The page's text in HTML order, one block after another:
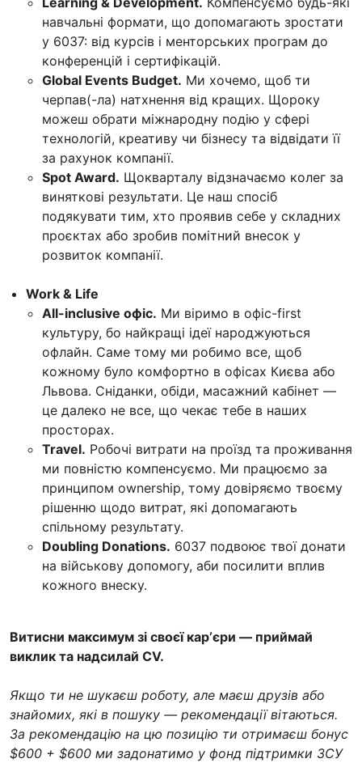
навчальні формати, що допомагають зростати
у 6037: від курсів і менторських програм до
конференцій і сертифікацій.
Global Events Budget. Ми хочемо, щоб ти
черпав(-ла) натхнення від кращих. Щороку
можеш обрати міжнародну подію у сфері
технологій, креативу чи бізнесу та відвідати її
за рахунок компанії.
Spot Award. Щокварталу відзначаємо колег за
виняткові результати. Це наш спосіб
подякувати тим, хто проявив себе у складних
проєктах або зробив помітний внесок у
розвиток компанії.
Work & Life
All-inclusive офіс. Ми віримо в офіс-first
культуру, бо найкращі ідеї народжуються
офлайн. Саме тому ми робимо все, щоб
кожному було комфортно в офісах Києва або
Львова. Сніданки, обіди, масажний кабінет —
це далеко не все, що чекає тебе в наших
просторах.
Travel. Робочі витрати на проїзд та проживання
ми повністю компенсуємо. Ми працюємо за
принципом ownership, тому довіряємо твоєму
рішенню щодо витрат, які допомагають
спільному результату.
Doubling Donations. 6037 подвоює твої донати
на військову допомогу, аби посилити вплив
кожного внеску.
Витисни максимум зі своєї карʼєри — приймай
виклик та надсилай CV.
Якщо ти не шукаєш роботу, але маєш друзів або
знайомих, які в пошуку — рекомендації вітаються.
За рекомендацію на цю позицію ти отримаєш бонус
$600 + $600 ми задонатимо у фонд підтримки ЗСУ